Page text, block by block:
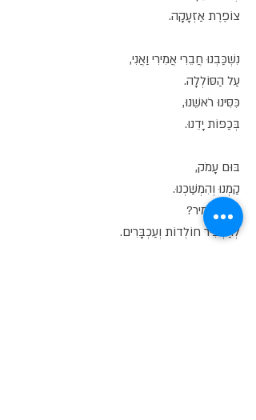
צוֹפֶרֶת אַזְעָקָה.
נִשְׁכַּבְנוּ חֲבֵרִי אֲמִירִי וַאֲנִי,
עַל הַסּוֹלְלָה.
כִּסִּינוּ רֹאשֵׁנוּ,
בְּכַפּוֹת יָדֵנוּ.
בּוּם עָמֹק,
קַמְנוּ וְהִמְשַׁכְנוּ.
בַּמֶּה אָמִיר?
לְהַדְבִּיר חוֹלְדוֹת וְעַכְבָּרִים.